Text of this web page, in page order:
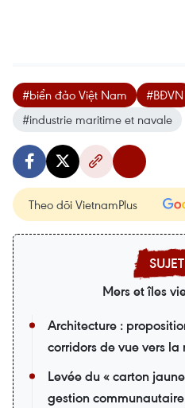
#biển đảo Việt Nam
#BĐVN
#industrie maritime et navale
Theo dõi VietnamPlus
Mers et îles
Architecture :
corridors de vue vers la
Levée du « carton
gestion